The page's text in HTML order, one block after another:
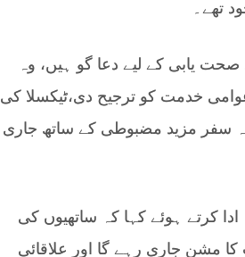
تھے۔
یابی کے لیے دعا گو ہیں، وہ
خدمت کو ترجیح دی،ٹیکسلا کی
سفر مزید مضبوطی کے ساتھ جاری
کرتے ہوئے کہا کہ ساتھیوں کی
مشن جاری رہے گا اور علاقائی